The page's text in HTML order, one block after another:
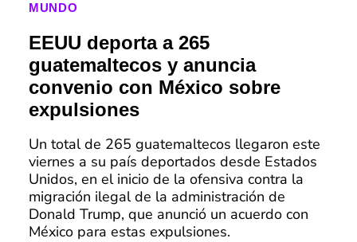
MUNDO
EEUU deporta a 265
guatemaltecos y anuncia
convenio con México sobre
expulsiones
Un total de 265 guatemaltecos llegaron este
viernes a su país deportados desde Estados
Unidos, en el inicio de la ofensiva contra la
migración ilegal de la administración de
Donald Trump, que anunció un acuerdo con
México para estas expulsiones.